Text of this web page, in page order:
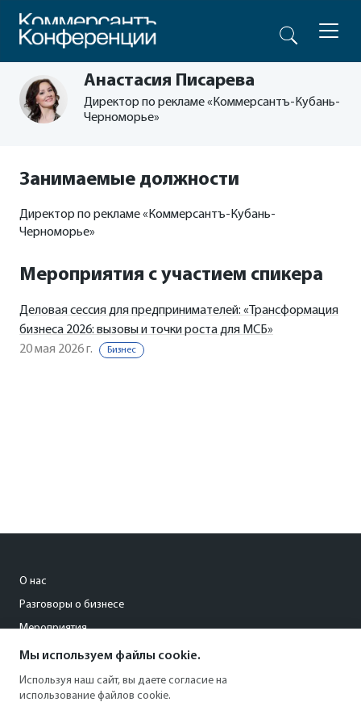
Анастасия Писарева
Директор по рекламе «Коммерсантъ-Кубань-
Черноморье»
Занимаемые должности
Директор по рекламе «Коммерсантъ-Кубань-
Черноморье»
Мероприятия с участием спикера
Деловая сессия для предпринимателей: «Трансформация
бизнеса 2026: вызовы и точки роста для МСБ»
20 мая 2026 г.
Бизнес
О нас
Разговоры о бизнесе
Мероприятия
pisareva@kommersant-kuban.ru
8 (861) 201-94-26
Мы используем файлы cookie.
Используя наш сайт, вы даете согласие на
использование файлов cookie.